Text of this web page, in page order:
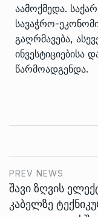
აამოქმედა.
სავაჭრო-
გაღრმავება,
ინვესტიციებისა
წარმოადგენდა.
PREV NEWS
შავი ზღვის
კაბელზე